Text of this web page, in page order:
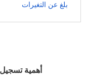
أهمية
بلغ عن التغيرات